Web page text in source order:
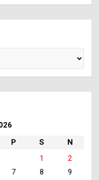
P S
N
1
2
7 8
9